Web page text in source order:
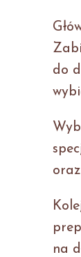
do
na